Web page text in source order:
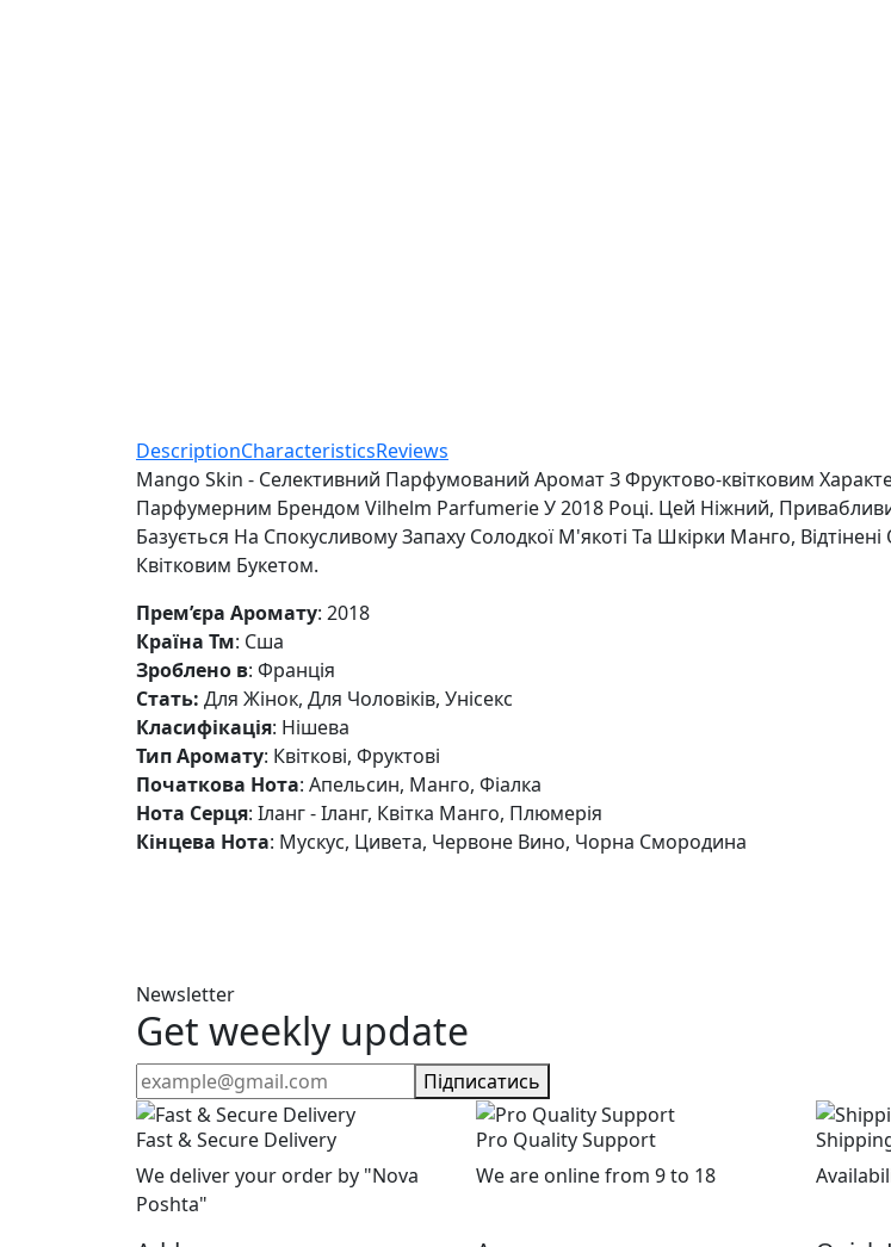
DescriptionCharacteristicsReviews
Mango Skin - Селективний Парфумований Аромат З Фруктово-квітковим
Парфумерним Брендом Vilhelm Parfumerie У 2018 Році. Цей Ніжний,
Базується На Спокусливому Запаху Солодкої М'якоті Та Шкірки Манго,
Квітковим Букетом.
Прем’єра Аромату: 2018
Країна Тм: Сша
Зроблено в: Франція
Стать: Для Жінок, Для Чоловіків, Унісекс
Класифікація: Нішева
Тип Аромату: Квіткові, Фруктові
Початкова Нота: Апельсин, Манго, Фіалка
Нота Серця: Іланг - Іланг, Квітка Манго, Плюмерія
Кінцева Нота: Мускус, Цивета, Червоне Вино, Чорна Смородина
Newsletter
Get weekly update
Підписатись
Fast & Secure Delivery
We deliver your order by "Nova
Poshta"
Pro Quality Support
We are online from 9 to 18